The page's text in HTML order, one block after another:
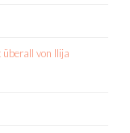
von Ilija